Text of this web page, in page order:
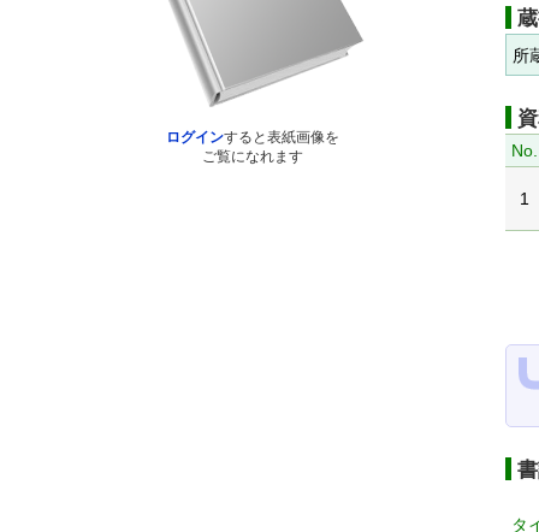
ログインすると表紙画像を
ご覧になれます
所
No.
1
タ